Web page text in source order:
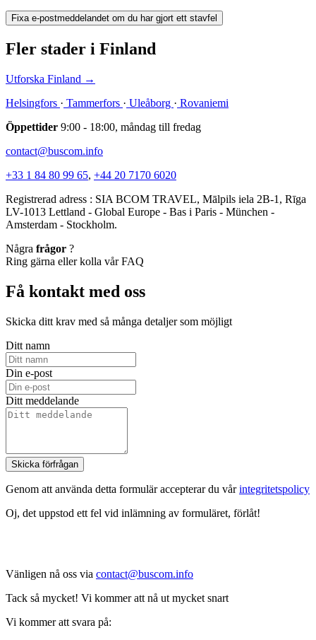
Fixa e-postmeddelandet om du har gjort ett stavfel
Fler stader i Finland
Utforska Finland →
Helsingfors · Tammerfors · Uleåborg · Rovaniemi
Öppettider 9:00 - 18:00, måndag till fredag
contact@buscom.info
+33 1 84 80 99 65, +44 20 7170 6020
Registrerad adress : SIA BCOM TRAVEL, Mālpils iela 2B-1, Rīga
LV-1013 Lettland - Global Europe - Bas i Paris - München -
Amsterdam - Stockholm.
Några frågor ?
Ring gärna eller kolla vår FAQ
Få kontakt med oss
Skicka ditt krav med så många detaljer som möjligt
Ditt namn
Din e-post
Ditt meddelande
Skicka förfrågan
Genom att använda detta formulär accepterar du vårintegritetspolicy
Oj, det uppstod ett fel vid inlämning av formuläret, förlåt!
Vänligen nå oss via contact@buscom.info
Tack så mycket! Vi kommer att nå ut mycket snart
Vi kommer att svara på: